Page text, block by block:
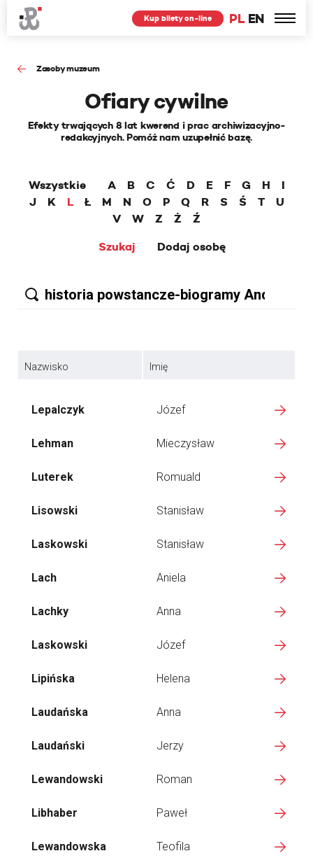
PL EN
Kup bilety on-line
Zasoby muzeum
Ofiary cywilne
Efekty trwających 8 lat kwerend i prac archiwizacyjno-
redakcyjnych. Pomóż nam uzupełnić bazę.
Wszystkie A B C Ć D E F G H
I
J
K L Ł M N O P Q R S Ś T
U
V
W Z Ż
Ź
Szukaj
Dodaj osobę
Nazwisko Imię
Lepalczyk Józef
Lehman Mieczysław
Luterek Romuald
Lisowski Stanisław
Laskowski Stanisław
Lach Aniela
Lachky Anna
Laskowski Józef
Lipińska Helena
Laudańska Anna
Laudański Jerzy
Lewandowski Roman
Libhaber Paweł
Lewandowska Teofila